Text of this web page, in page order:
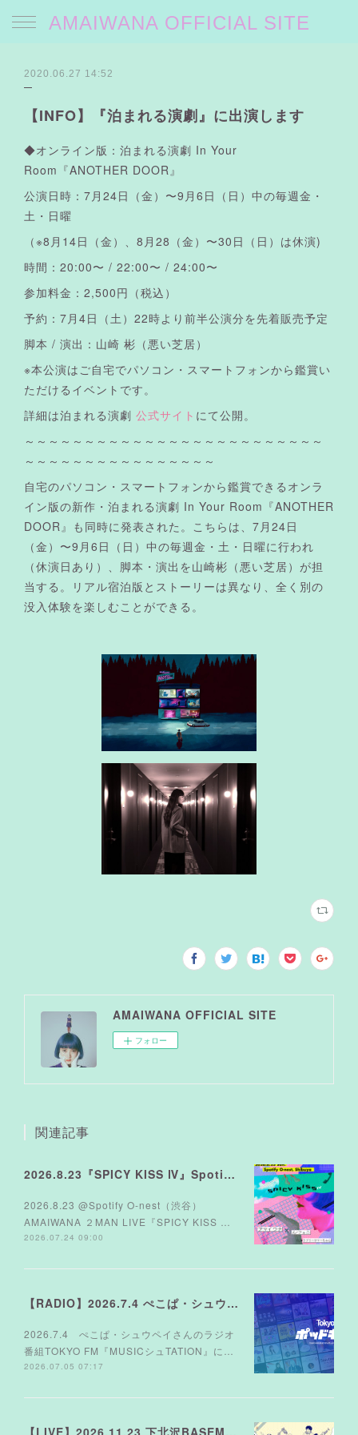
AMAIWANA OFFICIAL SITE
2020.06.27 14:52
【INFO】『泊まれる演劇』に出演します
◆オンライン版：泊まれる演劇 In Your
Room『ANOTHER DOOR』
公演日時：7月24日（金）〜9月6日（日）中の毎週金・
土・日曜
（※8月14日（金）、8月28（金）〜30日（日）は休演)
時間：20:00〜 / 22:00〜 / 24:00〜
参加料金：2,500円（税込）
予約：7月4日（土）22時より前半公演分を先着販売予定
脚本 / 演出：山崎 彬（悪い芝居）
※本公演はご自宅でパソコン・スマートフォンから鑑賞い
ただけるイベントです。
詳細は泊まれる演劇 公式サイト にて公開。
～～～～～～～～～～～～～～～～～～～～～～～～～
～～～～～～～～～～～～～～～～
自宅のパソコン・スマートフォンから鑑賞できるオンラ
イン版の新作・泊まれる演劇 In Your Room『ANOTHER
DOOR』も同時に発表された。こちらは、7月24日
（金）〜9月6日（日）中の毎週金・土・日曜に行われ
（休演日あり）、脚本・演出を山崎彬（悪い芝居）が担
当する。リアル宿泊版とストーリーは異なり、全く別の
没入体験を楽しむことができる。
AMAIWANA OFFICIAL SITE
フォロー
関連記事
2026.8.23『SPICY KISS Ⅳ』Spotify O-nest
2026.8.23 @Spotify O-nest（渋谷）
AMAIWANA ２MAN LIVE『SPICY KISS …
2026.07.24 09:00
【RADIO】2026.7.4 ぺこぱ・シュウペイさんのラジオ TOKYO FM『MUSICシュTATION』
2026.7.4 ぺこぱ・シュウペイさんのラジオ
番組TOKYO FM『MUSICシュTATION』に…
2026.07.05 07:17